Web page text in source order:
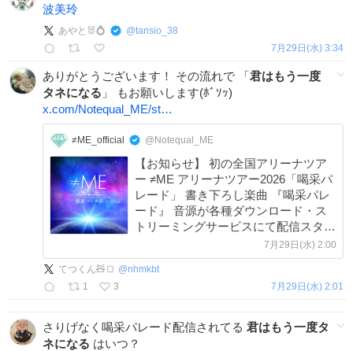
波美玲
あやと🐰💍 @tansio_38
7月29日(水) 3:34
ありがとうございます！ その流れで 「君はもう一度
タネになる 」 もお願いします(ﾎﾞｿｯ)
x.com/Notequal_ME/st…
≠ME_official @Notequal_ME
【お知らせ】 初の全国アリーナツア
ー ≠ME アリーナツアー2026「喝采パ
レード」 書き下ろし楽曲 『喝采パレ
ード』 音源が各種ダウンロード・ス
トリーミングサービスにて配信スター
me.lnk.to/KassaiParade ぜひ、チェッ
クお願いします✨ #喝采パレード #ノ
7月29日(水) 2:00
てつくん🧸🍞 @nhmkbt
1
3 7月29日(水) 2:01
さりげなく喝采パレード配信されてる 君はもう一度タ
ネになる はいつ？